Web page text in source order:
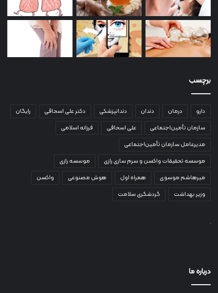
برچسب
دارو درمان دندان دندانپزشکی دکتر علی اسحاقی
رایگان
سازمان تأمین‌اجتماعی
علی اسحاقی
فرزانه اسلامی
مدیرعامل سازمان تأمین‌اجتماعی
موسسه تحقیقات واکسن و سرم سازی رازی
موسسه رازی
میرهاشم موسوی
همراه اول هوش مصنوعی
واکسن
وزیر بهداشت
گردشگری سلامت
درباره ما